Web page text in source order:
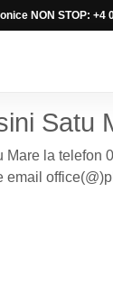
NON STOP: +4
Satu
Mare la telefon
email